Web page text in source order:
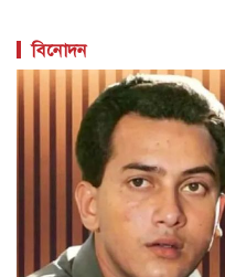
বিনোদন